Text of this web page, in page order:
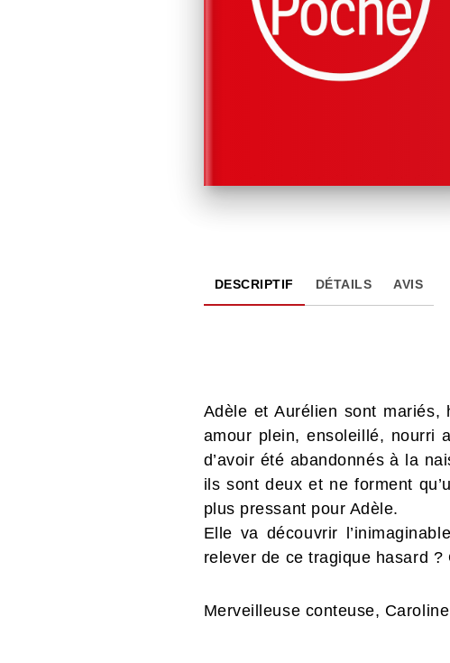
DESCRIPTIF DÉTAILS AVIS
Adèle et Aurélien sont mariés,
amour plein, ensoleillé, nourri
d’avoir été abandonnés à la
ils sont deux et ne forment
plus pressant pour Adèle.
Elle va découvrir
relever de ce tragique hasard ?
Merveilleuse conteuse,